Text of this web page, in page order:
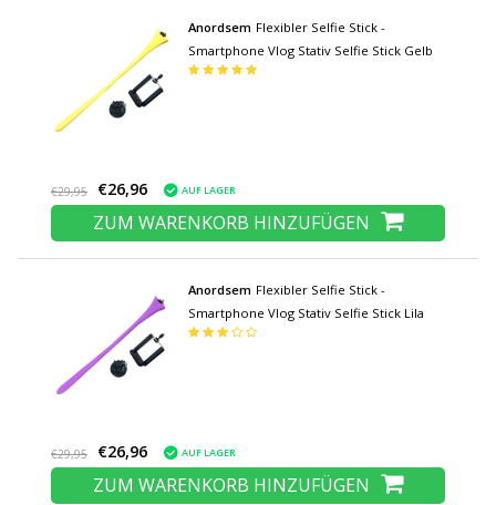
Anordsem Flexibler Selfie Stick -
Smartphone Vlog Stativ Selfie Stick Gelb
€29,95 €26,96 AUF LAGER
ZUM WARENKORB HINZUFÜGEN
Anordsem Flexibler Selfie Stick -
Smartphone Vlog Stativ Selfie Stick Lila
€29,95 €26,96 AUF LAGER
ZUM WARENKORB HINZUFÜGEN